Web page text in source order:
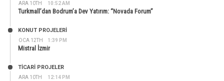
ARA 10TH 10:52 AM
Turkmall’dan Bodrum’a Dev Yatırım: “Novada Forum”
OCA 12TH 1:39 PM
KONUT PROJELERI
Mistral İzmir
ARA 10TH 12:14 PM
TİCARİ PROJELER